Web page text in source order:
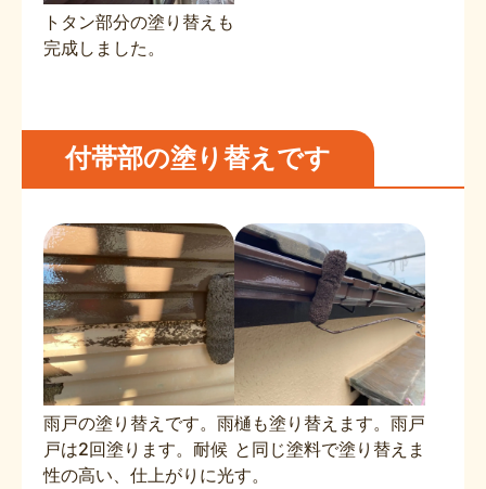
トタン部分の塗り替えも
完成しました。
付帯部の塗り替えです
雨戸の塗り替えです。雨
戸は2回塗ります。耐候
性の高い、仕上がりに光
樋も塗り替えます。雨戸
と同じ塗料で塗り替えま
す。